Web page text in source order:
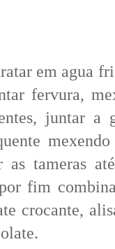
em agua
fervura,
juntar
as tameras
fim
crocante,